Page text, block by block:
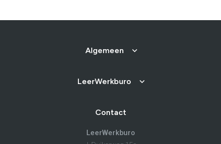
Algemeen
LeerWerkburo
Contact
LeerWerkburo